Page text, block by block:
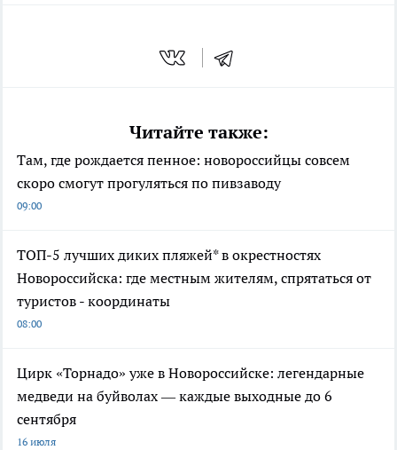
Читайте также:
Там, где рождается пенное: новороссийцы совсем
скоро смогут прогуляться по пивзаводу
09:00
ТОП-5 лучших диких пляжей* в окрестностях
Новороссийска: где местным жителям, спрятаться от
туристов - координаты
08:00
Цирк «Торнадо» уже в Новороссийске: легендарные
медведи на буйволах — каждые выходные до 6
сентября
16 июля